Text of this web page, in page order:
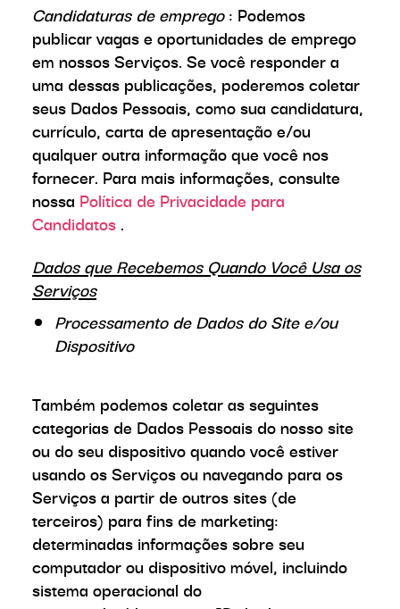
Candidaturas de emprego : Podemos
publicar vagas e oportunidades de emprego
em nossos Serviços. Se você responder a
uma dessas publicações, poderemos coletar
seus Dados Pessoais, como sua candidatura,
currículo, carta de apresentação e/ou
qualquer outra informação que você nos
fornecer. Para mais informações, consulte
nossa Política de Privacidade para
Candidatos .
Dados que Recebemos Quando Você Usa os
Serviços
Processamento de Dados do Site e/ou
Dispositivo
Também podemos coletar as seguintes
categorias de Dados Pessoais do nosso site
ou do seu dispositivo quando você estiver
usando os Serviços ou navegando para os
Serviços a partir de outros sites (de
terceiros) para fins de marketing:
determinadas informações sobre seu
computador ou dispositivo móvel, incluindo
sistema operacional do